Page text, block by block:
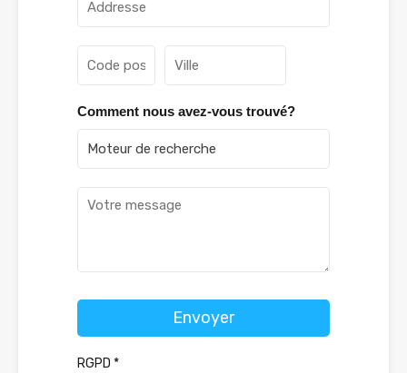
Comment nous avez-vous trouvé?
Envoyer
RGPD *